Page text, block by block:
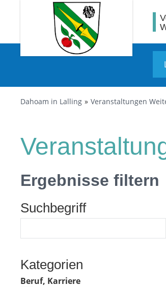
Dahoam in Lalling Veranstaltungen
Ergebnisse filtern
Suchbegriff
Kategorien
Beruf, Karriere